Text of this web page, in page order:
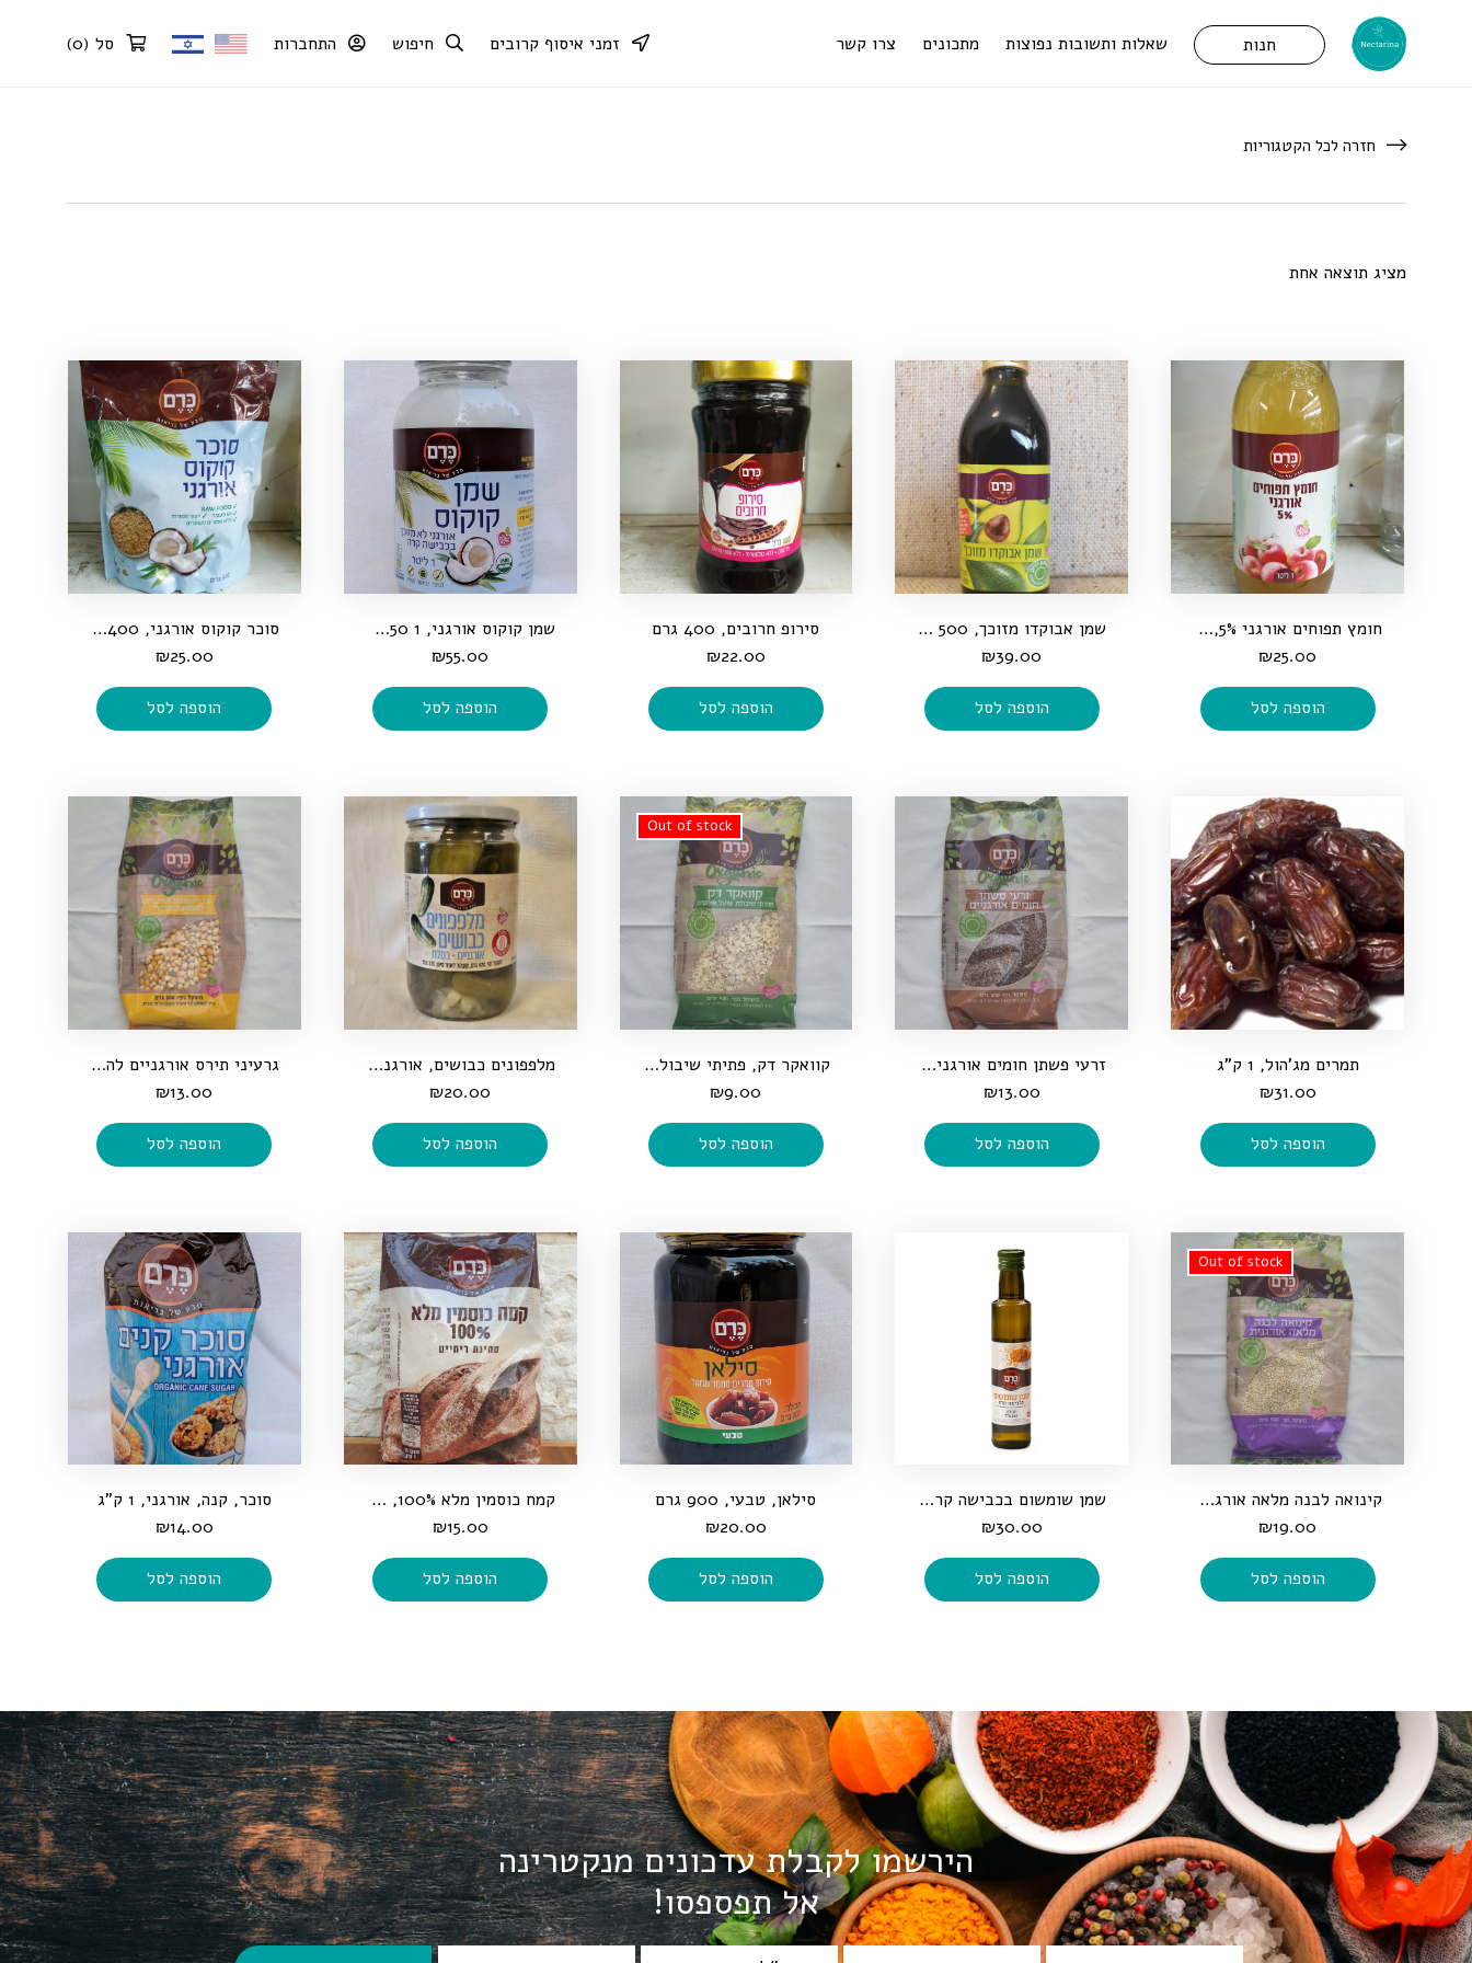
חנות שאלות ותשובות נפוצות מתכונים צרו קשר סל (
0
) התחברות חיפוש זמני איסוף קרובים
חזרה לכל הקטגוריות
מציג תוצאה אחת
חומץ תפוחים אורגני 5%, 1 ליטר
₪25.00
הוספה לסל
שמן אבוקדו מזוכך, 500 מ"ל
₪39.00
הוספה לסל
סירופ חרובים, 400 גרם
₪22.00
הוספה לסל
שמן קוקוס אורגני, 1 950 מ"ל
₪55.00
הוספה לסל
סוכר קוקוס אורגני, 400 גרם
₪25.00
הוספה לסל
תמרים מג'הול, 1 ק"ג
₪31.00
הוספה לסל
זרעי פשתן חומים אורגניים, 500 גרם
₪13.00
הוספה לסל
קוואקר דק, פתיתי שיבולת שועל אורגנית, 400 גרם
₪9.00
הוספה לסל
מלפפונים כבושים, אורגניים, במלח, 370 גרם
₪20.00
הוספה לסל
גרעיני תירס אורגניים להכנת פופקורן, 500 גרם
₪13.00
הוספה לסל
קינואה לבנה מלאה אורגנית, 500 גרם
₪19.00
הוספה לסל
שמן שומשום בכבישה קרה, 250 מ"ל
₪30.00
הוספה לסל
סילאן, טבעי, 900 גרם
₪20.00
הוספה לסל
קמח כוסמין מלא 100%, 1 ק"ג
₪15.00
הוספה לסל
סוכר, קנה, אורגני, 1 ק"ג
₪14.00
הוספה לסל
הירשמו לקבלת עדכונים מנקטרינה
אל תפספסו!